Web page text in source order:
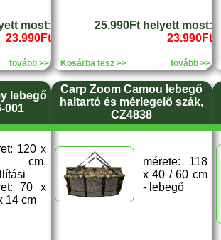
most:
23.990Ft
tovább >>
25.990Ft helyett most:
23.990Ft
Kosárba tesz >> tovább >>
lebegő
001
120 x
cm,
70 x
14 cm
Carp Zoom Camou lebegő
haltartó és mérlegelő szák,
CZ4838
mérete: 118
x 40 / 60 cm
- lebegő